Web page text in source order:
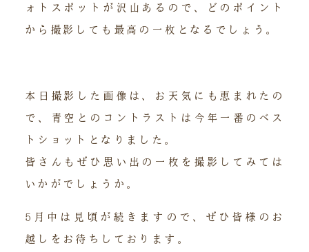
ォトスポットが沢山あるので、どのポイント
から撮影しても最高の一枚となるでしょう。
本日撮影した画像は、お天気にも恵まれたの
で、青空とのコントラストは今年一番のベス
トショットとなりました。
皆さんもぜひ思い出の一枚を撮影してみては
いかがでしょうか。
5月中は見頃が続きますので、ぜひ皆様のお
越しをお待ちしております。